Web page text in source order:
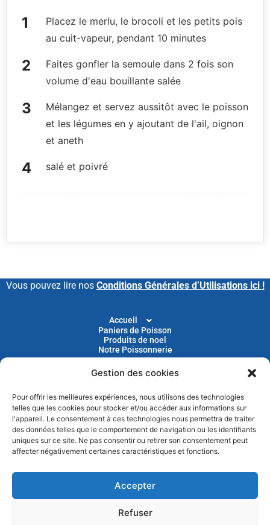
Gestion des cookies
Pour offrir les meilleures expériences, nous utilisons des technologies
telles que les cookies pour stocker et/ou accéder aux informations sur
l'appareil. Le consentement à ces technologies nous permettra de traiter
des données telles que le comportement de navigation ou les identifiants
uniques sur ce site. Ne pas consentir ou retirer son consentement peut
affecter négativement certaines caractéristiques et fonctions.
Accepter
Refuser
Placez le merlu, le brocoli et les petits pois
au cuit-vapeur, pendant 10 minutes
Faites gonfler la semoule dans 2 fois son
volume d'eau bouillante salée
Mélangez et servez aussitôt avec le poisson
et les légumes en y ajoutant de l'ail, oignon
et aneth
salé et poivré
Vous pouvez lire nos Conditions Générales d’Utilisations ici !
Accueil
Paniers de Poisson
Produits de noel
Notre Poissonnerie
Livraison
Blog
Devenir Client
Parrainage
Abonnez-vous à notre newsletter pour recevoir nos
actus et nos promotions chaque mois